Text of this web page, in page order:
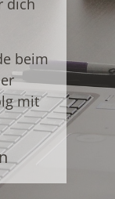
dich
beim
mit